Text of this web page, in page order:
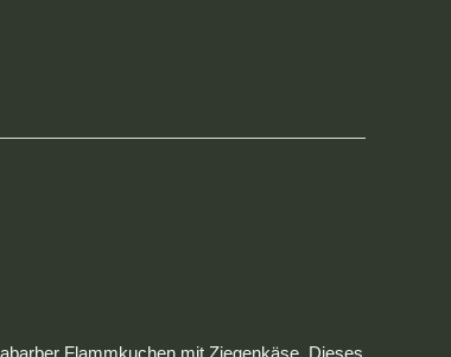
Flammkuchen mit Ziegenkäse. Dieses